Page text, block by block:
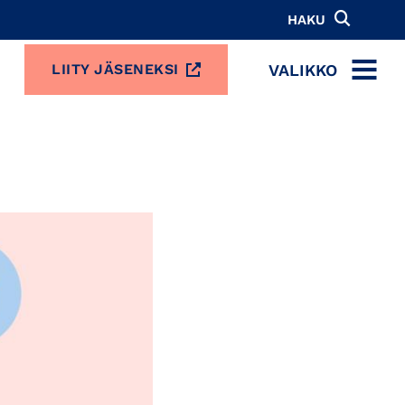
HAKU
LIITY JÄSENEKSI VALIKKO
MENU